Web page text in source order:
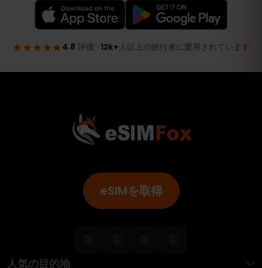
eSIMを取得
人気の目的地